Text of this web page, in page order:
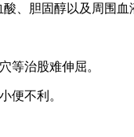
、胆固醇以及周围
等治股难伸屈。
便不利。